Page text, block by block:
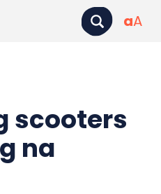
aA
scooters
na